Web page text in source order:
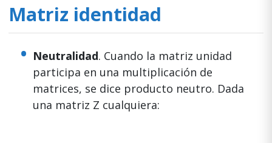
Matriz identidad
Neutralidad. Cuando la matriz unidad
participa en una multiplicación de
matrices, se dice producto neutro. Dada
una matriz Z cualquiera: